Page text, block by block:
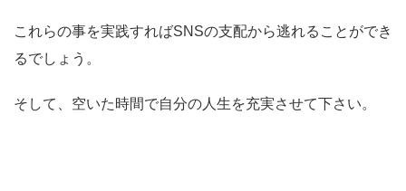
これらの事を実践すればSNSの支配から逃れることができ
るでしょう。
そして、空いた時間で自分の人生を充実させて下さい。